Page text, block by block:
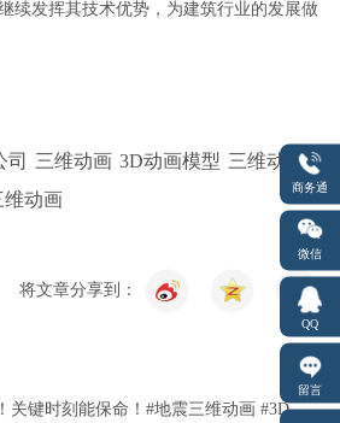
续发挥其技术优势，为建筑行业的发展做
司 三维动画 3D动画模型 三维动画制
维动画
将文章分享到：
关键时刻能保命！#地震三维动画 #3D
商务通
微信
QQ
留言